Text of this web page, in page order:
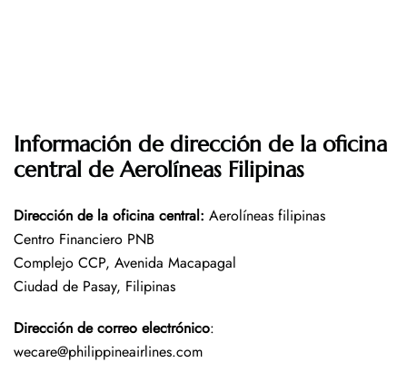
Información de dirección de la oficina
central de Aerolíneas Filipinas
Dirección de la oficina central: Aerolíneas filipinas
Centro Financiero PNB
Complejo CCP, Avenida Macapagal
Ciudad de Pasay, Filipinas
Dirección de correo electrónico:
wecare@philippineairlines.com